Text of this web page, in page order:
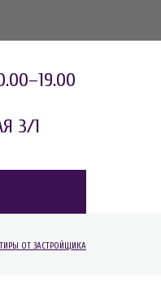
3/1
ОТ ЗАСТРОЙЩИКА